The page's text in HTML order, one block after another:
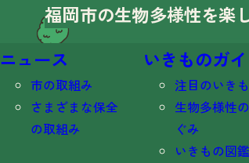
福岡市の生物多様性を楽
ニュース
市の取組み
さまざまな保全
の取組み
いきものガ
注目のいき
生物多様性
ぐみ
いきもの図鑑